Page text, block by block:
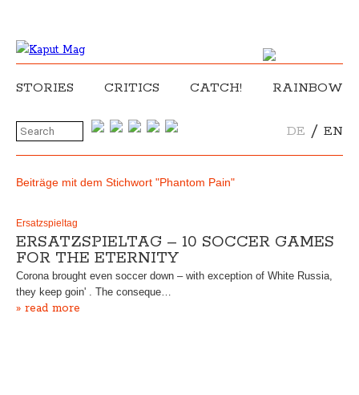
STORIES CRITICS CATCH! RAINBOW
DE / EN
Beiträge mit dem Stichwort "Phantom Pain"
Ersatzspieltag
ERSATZSPIELTAG – 10 SOCCER GAMES
FOR THE ETERNITY
Corona brought even soccer down – with exception of White Russia,
they keep goin' . The conseque…
» read more